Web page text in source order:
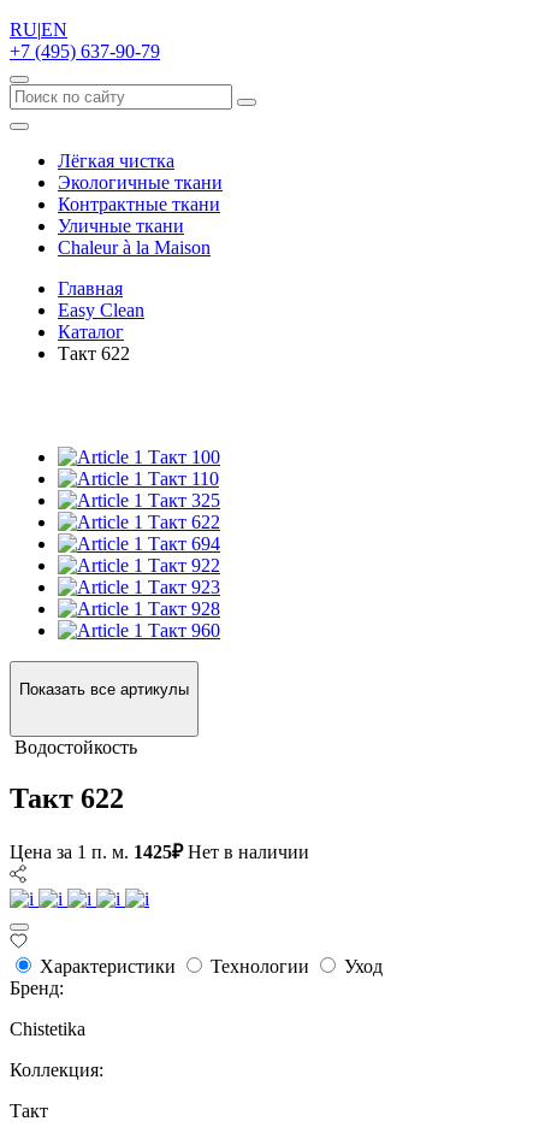
RU|EN
+7 (495) 637-90-79
Лёгкая чистка
Экологичные ткани
Контрактные ткани
Уличные ткани
Сhaleur à la Maison
Главная
Easy Clean
Каталог
Такт 622
Такт 100
Такт 110
Такт 325
Такт 622
Такт 694
Такт 922
Такт 923
Такт 928
Такт 960
Показать все артикулы
Водостойкость
Такт 622
Цена за 1 п. м. 1425₽ Нет в наличии
Характеристики Технологии
Уход
Бренд:
Chistetika
Коллекция:
Такт